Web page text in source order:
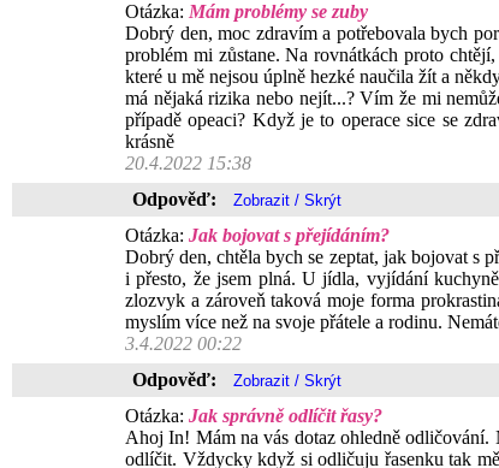
Otázka: Mám problémy se zuby
Dobrý den, moc zdravím a potřebovala bych
problém mi zůstane. Na rovnátkách proto
které u mě nejsou úplně hezké naučila žít a
má nějaká rizika nebo nejít...? Vím že mi
případě opeaci? Když je to operace sice se
krásně
20.4.2022 15:38
Odpověď:
Otázka: Jak bojovat s přejídáním?
Dobrý den, chtěla bych se zeptat, jak bojovat s
i přesto, že jsem plná. U jídla, vyjídání
zlozvyk a zároveň taková moje forma
myslím více než na svoje přátele a rodinu.
3.4.2022 00:22
Odpověď:
Otázka: Jak správně odlíčit řasy?
Ahoj In! Mám na vás dotaz ohledně odličování.
odlíčit. Vždycky když si odličuju řasenku tak